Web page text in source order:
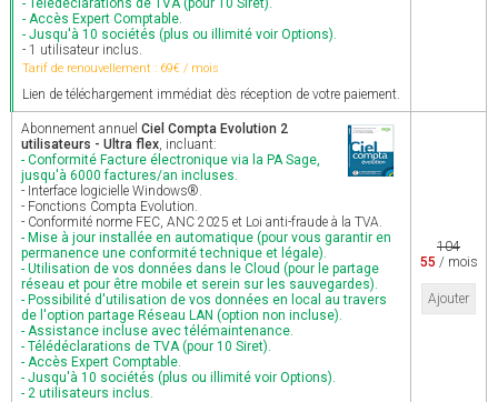
- Télédéclarations de TVA (pour 10 Siret).
- Accès Expert Comptable.
- Jusqu'à 10 sociétés (plus ou illimité voir Options).
- 1 utilisateur inclus.
Tarif de renouvellement : 69€ / mois
Lien de téléchargement immédiat dès réception de votre paiement.
Abonnement annuel Ciel Compta Evolution 2
utilisateurs - Ultra flex, incluant:
- Conformité Facture électronique via la PA Sage,
jusqu'à 6000 factures/an incluses.
- Interface logicielle Windows®.
- Fonctions Compta Evolution.
- Conformité norme FEC, ANC 2025 et Loi anti-fraude à la TVA.
- Mise à jour installée en automatique (pour vous garantir en
permanence une conformité technique et légale).
- Utilisation de vos données dans le Cloud (pour le partage
réseau et pour être mobile et serein sur les sauvegardes).
- Possibilité d'utilisation de vos données en local au travers
de l'option partage Réseau LAN (option non incluse).
- Assistance incluse avec télémaintenance.
- Télédéclarations de TVA (pour 10 Siret).
- Accès Expert Comptable.
- Jusqu'à 10 sociétés (plus ou illimité voir Options).
- 2 utilisateurs inclus.
104
55 / mois
Ajouter